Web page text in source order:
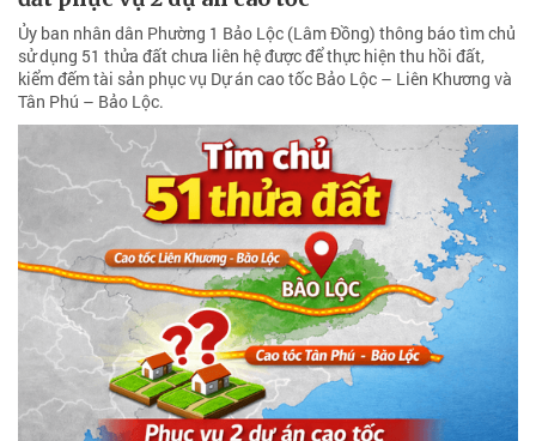
Ủy ban nhân dân Phường 1 Bảo Lộc (Lâm Đồng) thông báo tìm chủ
sử dụng 51 thửa đất chưa liên hệ được để thực hiện thu hồi đất,
kiểm đếm tài sản phục vụ Dự án cao tốc Bảo Lộc – Liên Khương và
Tân Phú – Bảo Lộc.